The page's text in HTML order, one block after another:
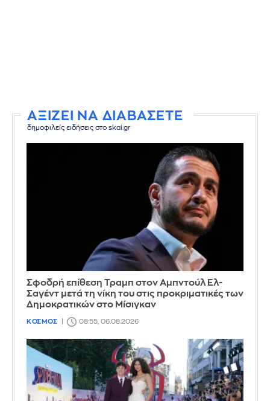
ΑΞΙΖΕΙ ΝΑ ΔΙΑΒΑΣΕΤΕ
δημοφιλείς ειδήσεις στο skai.gr
Σφοδρή επίθεση Τραμπ στον Αμπντούλ Ελ-
Σαγέντ μετά τη νίκη του στις προκριματικές των
Δημοκρατικών στο Μίσιγκαν
ΚΟΣΜΟΣ 08:55, 06.08.2026